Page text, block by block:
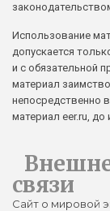
Использование
допускается
и с обязательной
материал
непосредственно
материал eer.ru, до
связи
Сайт о мировой